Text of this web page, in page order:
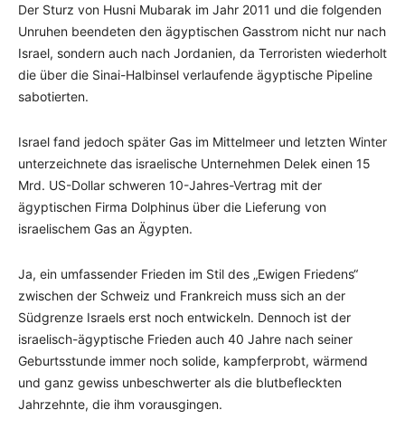
Der Sturz von Husni Mubarak im Jahr 2011 und die folgenden
Unruhen beendeten den ägyptischen Gasstrom nicht nur nach
Israel, sondern auch nach Jordanien, da Terroristen wiederholt
die über die Sinai-Halbinsel verlaufende ägyptische Pipeline
sabotierten.
Israel fand jedoch später Gas im Mittelmeer und letzten Winter
unterzeichnete das israelische Unternehmen Delek einen 15
Mrd. US-Dollar schweren 10-Jahres-Vertrag mit der
ägyptischen Firma Dolphinus über die Lieferung von
israelischem Gas an Ägypten.
Ja, ein umfassender Frieden im Stil des „Ewigen Friedens“
zwischen der Schweiz und Frankreich muss sich an der
Südgrenze Israels erst noch entwickeln. Dennoch ist der
israelisch-ägyptische Frieden auch 40 Jahre nach seiner
Geburtsstunde immer noch solide, kampferprobt, wärmend
und ganz gewiss unbeschwerter als die blutbefleckten
Jahrzehnte, die ihm vorausgingen.